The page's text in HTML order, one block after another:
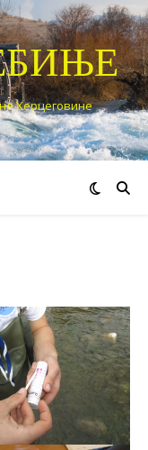
Херцеговине